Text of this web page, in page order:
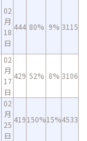
02
月
18
日
444 80% 9% 3115
02
月
17
日
429 52% 8% 3106
02
月
25
日
419150%15%4533